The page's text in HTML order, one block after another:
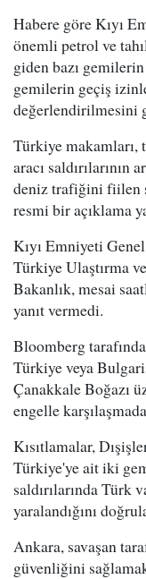
Habere göre Kıyı
önemli petrol ve
giden bazı
gemilerin geçiş
değerlendirilmesini
Türkiye makamları,
aracı
deniz trafiğini fiilen
resmi bir açıklama
Kıyı Emniyeti
Türkiye Ulaştırma
Bakanlık, mesai
yanıt vermedi.
Bloomberg
Türkiye veya
Çanakkale Boğazı
engelle
Kısıtlamalar,
Türkiye'ye ait iki
saldırılarında Türk
yaralandığını
Ankara, savaşan
güvenliğini